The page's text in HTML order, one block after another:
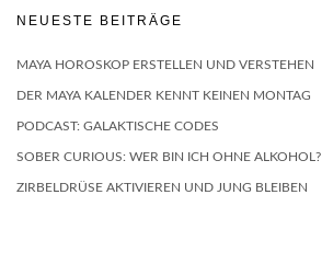
NEUESTE BEITRÄGE
MAYA HOROSKOP ERSTELLEN UND VERSTEHEN
DER MAYA KALENDER KENNT KEINEN MONTAG
PODCAST: GALAKTISCHE CODES
SOBER CURIOUS: WER BIN ICH OHNE ALKOHOL?
ZIRBELDRÜSE AKTIVIEREN UND JUNG BLEIBEN